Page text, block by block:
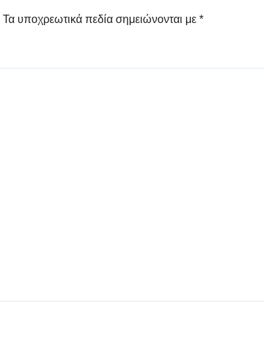
Τα υποχρεωτικά πεδία σημειώνονται με *